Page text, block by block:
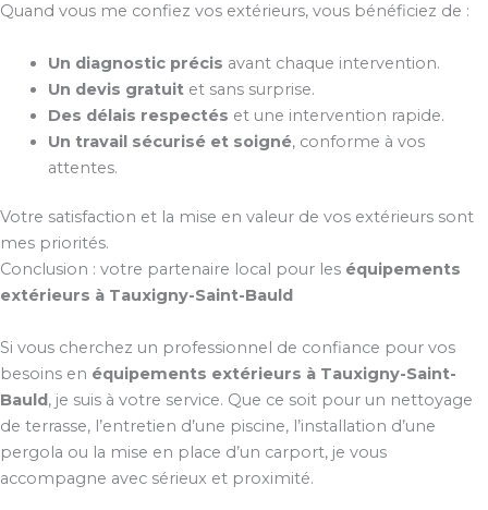
Quand vous me confiez vos extérieurs, vous bénéficiez de :
Un diagnostic précis avant chaque intervention.
Un devis gratuitet sans surprise.
Des délais respectés et une intervention rapide.
Un travail sécurisé et soigné, conforme à vos
attentes.
Votre satisfaction et la mise en valeur de vos extérieurs sont
mes priorités.
Conclusion : votre partenaire local pour les équipements
extérieurs à Tauxigny-Saint-Bauld
Si vous cherchez un professionnel de confiance pour vos
besoins en équipements extérieurs à Tauxigny-Saint-
Bauld, je suis à votre service. Que ce soit pour un nettoyage
de terrasse, l’entretien d’une piscine, l’installation d’une
pergola ou la mise en place d’un carport, je vous
accompagne avec sérieux et proximité.